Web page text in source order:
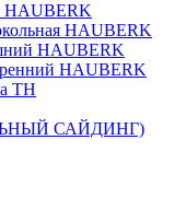
HAUBERK
HAUBERK
HAUBERK
HAUBERK
ТН
САЙДИНГ)